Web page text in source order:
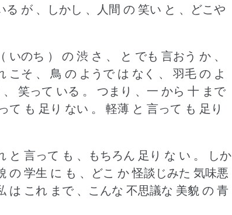
が 、しかし 、人間 の 笑い と 、どこや
のち ） の 渋 さ 、 と でも 言おう か 、
こそ 、 鳥 の ようで は なく 、 羽毛 の よ
笑って いる 。
つまり 、一 から 十 まで
て も 足り ない 。
軽薄 と 言って も 足り
と 言って も 、もちろん 足り な い 。
しか
の 学生 に も 、どこ か 怪談じみた 気味悪
は これ まで 、こんな 不思議な 美貌 の 青